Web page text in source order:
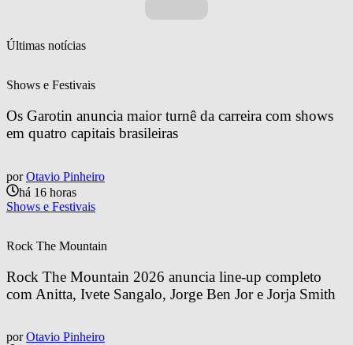
Últimas notícias
Shows e Festivais
Os Garotin anuncia maior turnê da carreira com shows
em quatro capitais brasileiras
por Otavio Pinheiro
há 16 horas
Shows e Festivais
Rock The Mountain
Rock The Mountain 2026 anuncia line-up completo
com Anitta, Ivete Sangalo, Jorge Ben Jor e Jorja Smith
por Otavio Pinheiro